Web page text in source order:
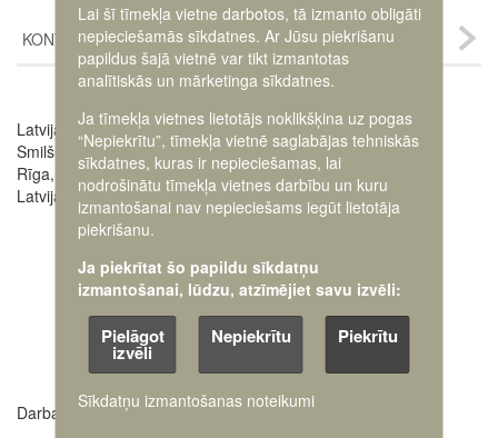
KONTAKTI
Latvijas Kara muzejs
Smilšu iela 20
Rīga, LV-1050,
Latvija
Image
Darba laiki:
Muzeja administrācija
Lai šī tīmekļa vietne darbotos, tā izmanto obligāti
nepieciešamās sīkdatnes. Ar Jūsu piekrišanu
papildus šajā vietnē var tikt izmantotas
analītiskās un mārketinga sīkdatnes.
Ja tīmekļa vietnes lietotājs noklikšķina uz pogas
“Nepiekrītu”, tīmekļa vietnē saglabājas tehniskās
sīkdatnes, kuras ir nepieciešamas, lai
nodrošinātu tīmekļa vietnes darbību un kuru
izmantošanai nav nepieciešams iegūt lietotāja
piekrišanu.
Ja piekrītat šo papildu sīkdatņu
izmantošanai, lūdzu, atzīmējiet savu izvēli:
Pielāgot
izvēli
Nepiekrītu Piekrītu
Sīkdatņu izmantošanas noteikumi